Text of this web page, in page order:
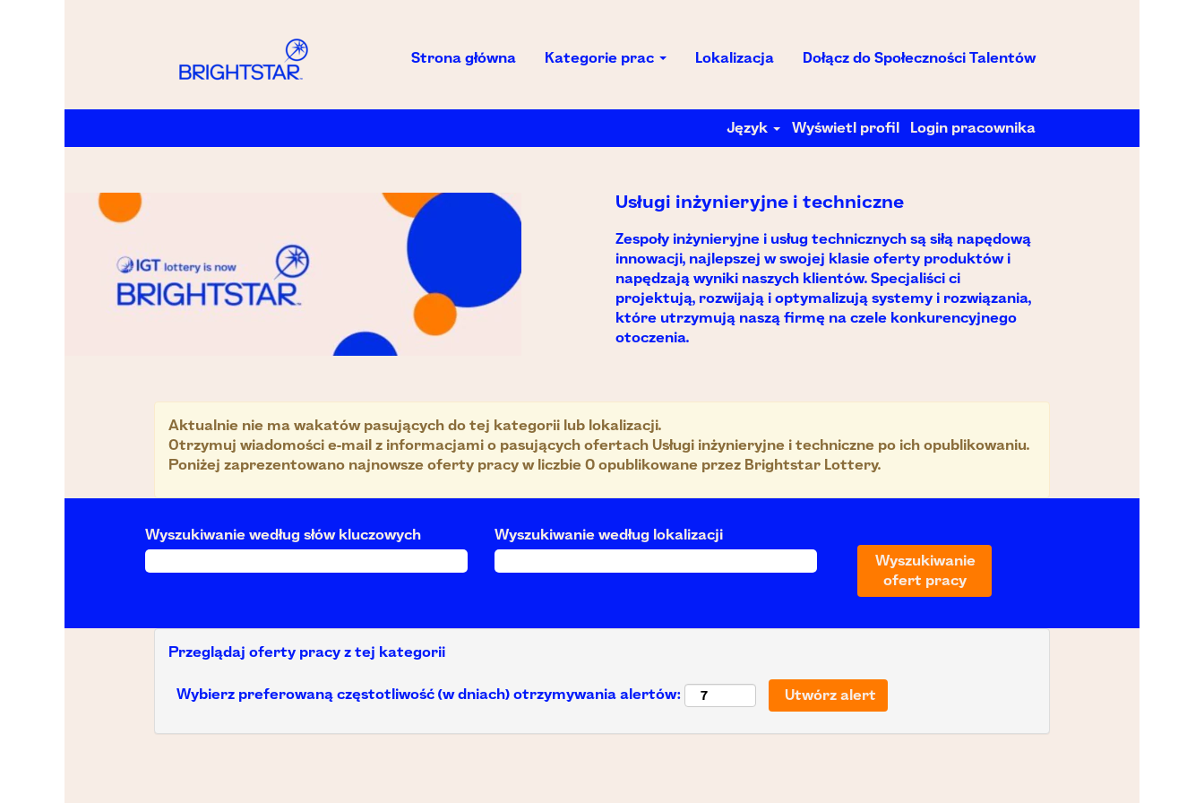
Strona główna Kategorie prac Lokalizacja Dołącz do Społeczności Talentów
Język Wyświetl profil Login pracownika
techniczne
Usługi inżynieryjne i techniczne
Zespoły inżynieryjne i usług technicznych są siłą napędową
innowacji, najlepszej w swojej klasie oferty produktów i
napędzają wyniki naszych klientów. Specjaliści ci
projektują, rozwijają i optymalizują systemy i rozwiązania,
które utrzymują naszą firmę na czele konkurencyjnego
otoczenia.
Aktualnie nie ma wakatów pasujących do tej kategorii lub lokalizacji.
Otrzymuj wiadomości e-mail z informacjami o pasujących ofertach Usługi inżynieryjne i techniczne po ich opublikowaniu.
Poniżej zaprezentowano najnowsze oferty pracy w liczbie 0 opublikowane przez Brightstar Lottery.
Wyszukiwanie według słów kluczowych Wyszukiwanie według lokalizacji
Przeglądaj oferty pracy z tej kategorii
Wybierz preferowaną częstotliwość (w dniach) otrzymywania alertów: